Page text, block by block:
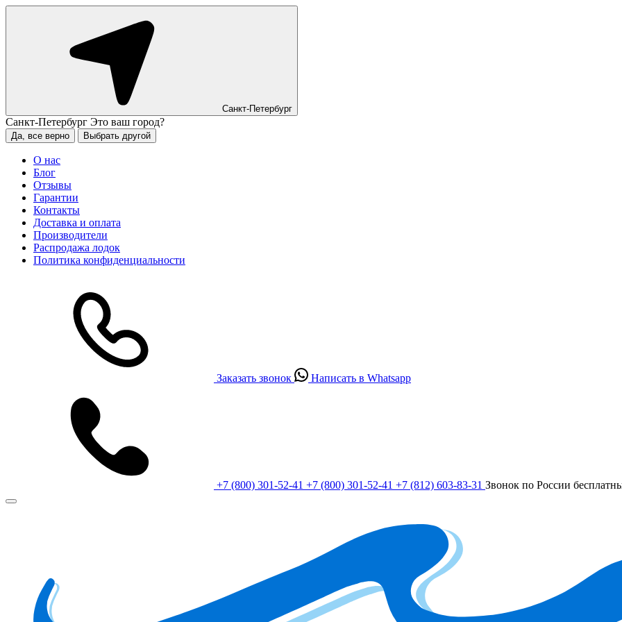
Санкт-Петербург
Санкт-Петербург Это ваш город?
Да, все верно Выбрать другой
О нас
Блог
Отзывы
Гарантии
Контакты
Доставка и оплата
Производители
Распродажа лодок
Политика конфиденциальности
Заказать звонок Написать в Whatsapp
+7 (800) 301-52-41 +7 (800) 301-52-41 +7 (812) 603-83-31 Звонок по России